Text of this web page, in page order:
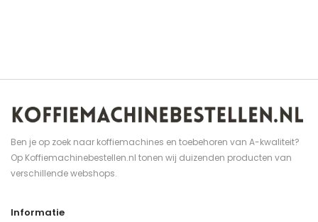
Ben je op zoek naar koffiemachines en toebehoren van A-kwaliteit?
Op Koffiemachinebestellen.nl tonen wij duizenden producten van
verschillende webshops.
Informatie